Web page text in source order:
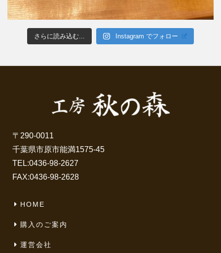
さらに読み込む... Instagram でフォロー
〒290-0011
千葉県市原市能満1575-45
TEL:0436-98-2627
FAX:0436-98-2628
HOME
購入のご案内
運営会社